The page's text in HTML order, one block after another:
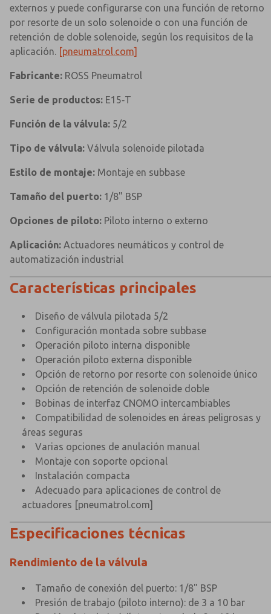
externos y puede configurarse con una función de retorno
por resorte de un solo solenoide o con una función de
retención de doble solenoide, según los requisitos de la
aplicación. [pneumatrol.com]
Fabricante: ROSS Pneumatrol
Serie de productos: E15‑T
Función de la válvula: 5/2
Tipo de válvula: Válvula solenoide pilotada
Estilo de montaje: Montaje en subbase
Tamaño del puerto: 1/8" BSP
Opciones de piloto: Piloto interno o externo
Aplicación: Actuadores neumáticos y control de
automatización industrial
Características principales
Diseño de válvula pilotada 5/2
Configuración montada sobre subbase
Operación piloto interna disponible
Operación piloto externa disponible
Opción de retorno por resorte con solenoide único
Opción de retención de solenoide doble
Bobinas de interfaz CNOMO intercambiables
Compatibilidad de solenoides en áreas peligrosas y
áreas seguras
Varias opciones de anulación manual
Montaje con soporte opcional
Instalación compacta
Adecuado para aplicaciones de control de
actuadores [pneumatrol.com]
Especificaciones técnicas
Rendimiento de la válvula
Tamaño de conexión del puerto: 1/8" BSP
Presión de trabajo (piloto interno): de 3 a 10 bar